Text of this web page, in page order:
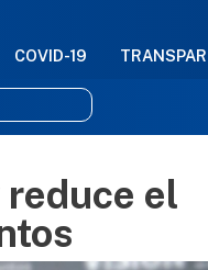
al contenido principal
COVID-19
el